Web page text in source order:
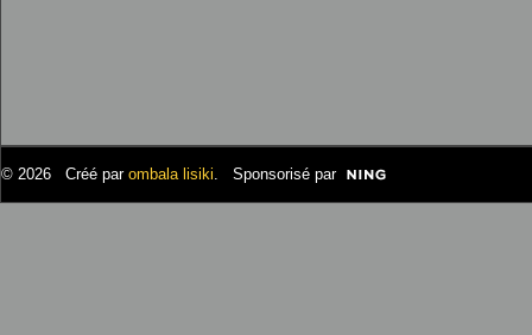
© 2026 Créé par ombala lisiki. Sponsorisé par